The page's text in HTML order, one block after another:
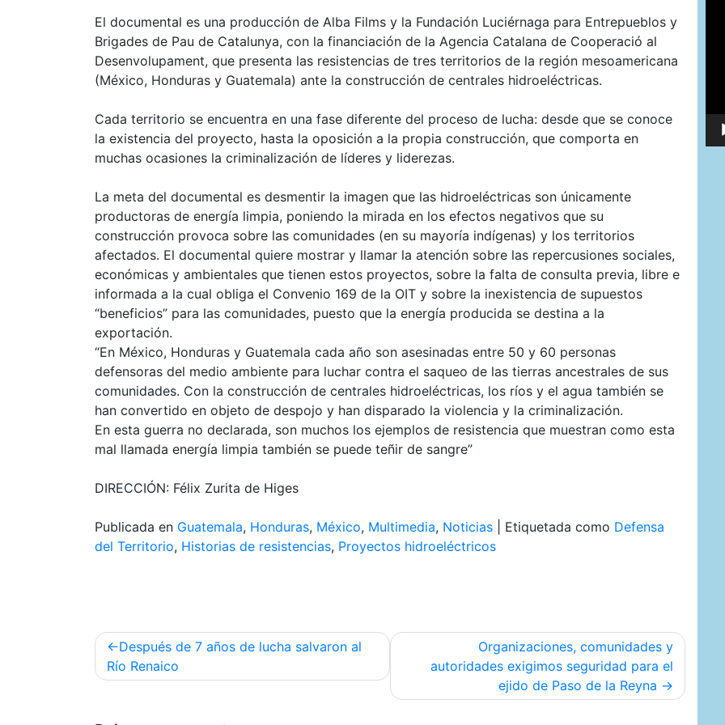
El documental es una producción de Alba Films y la Fundación Luciérnaga para Entrepueblos y
Brigades de Pau de Catalunya, con la financiación de la Agencia Catalana de Cooperació al
Desenvolupament, que presenta las resistencias de tres territorios de la región mesoamericana
(México, Honduras y Guatemala) ante la construcción de centrales hidroeléctricas.
Cada territorio se encuentra en una fase diferente del proceso de lucha: desde que se conoce
la existencia del proyecto, hasta la oposición a la propia construcción, que comporta en
muchas ocasiones la criminalización de líderes y liderezas.
La meta del documental es desmentir la imagen que las hidroeléctricas son únicamente
productoras de energía limpia, poniendo la mirada en los efectos negativos que su
construcción provoca sobre las comunidades (en su mayoría indígenas) y los territorios
afectados. El documental quiere mostrar y llamar la atención sobre las repercusiones sociales,
económicas y ambientales que tienen estos proyectos, sobre la falta de consulta previa, libre e
informada a la cual obliga el Convenio 169 de la OIT y sobre la inexistencia de supuestos
“beneficios” para las comunidades, puesto que la energía producida se destina a la
exportación.
“En México, Honduras y Guatemala cada año son asesinadas entre 50 y 60 personas
defensoras del medio ambiente para luchar contra el saqueo de las tierras ancestrales de sus
comunidades. Con la construcción de centrales hidroeléctricas, los ríos y el agua también se
han convertido en objeto de despojo y han disparado la violencia y la criminalización.
En esta guerra no declarada, son muchos los ejemplos de resistencia que muestran como esta
mal llamada energía limpia también se puede teñir de sangre”
DIRECCIÓN: Félix Zurita de Higes
Publicada en Guatemala, Honduras, México, Multimedia, Noticias Etiquetada como Defensa
del Territorio, Historias de resistencias, Proyectos hidroeléctricos
Navegación
de
Después de 7 años de lucha salvaron al
Río Renaico
Organizaciones, comunidades y
autoridades exigimos seguridad para el
ejido de Paso de la Reyna